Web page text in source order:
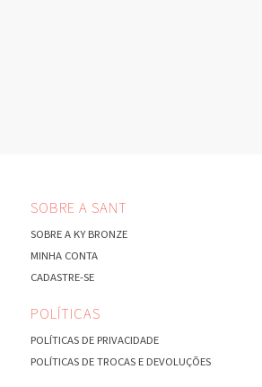
SOBRE A SANT
SOBRE A KY BRONZE
MINHA CONTA
CADASTRE-SE
POLÍTICAS
POLÍTICAS DE PRIVACIDADE
POLÍTICAS DE TROCAS E DEVOLUÇÕES